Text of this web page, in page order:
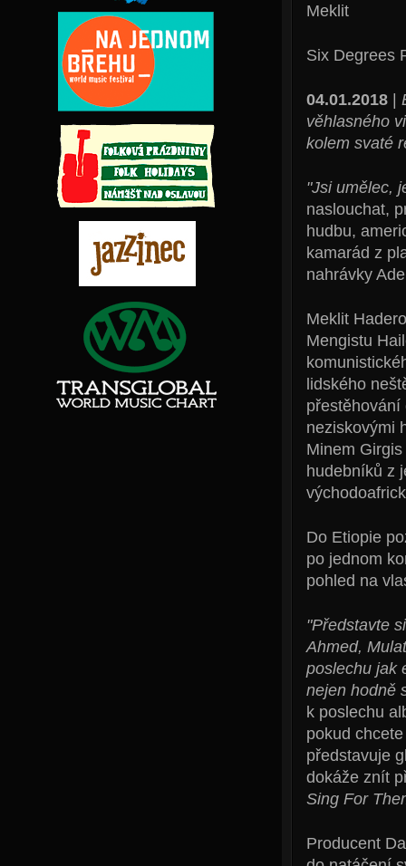
Meklit
Six Degrees
04.01.2018|
věhlasného
kolem svaté
"Jsi umělec,
naslouchat,
hudbu,
kamarád z
nahrávky
Meklit
Mengistu
lidského
přestěhování
neziskovými
Minem
hudebníků z
Do Etiopie
po jednom
pohled na
"Představte
Ahmed,
poslechu jak
nejen hodně
k poslechu
pokud
představuje
dokáže znít
Sing For
Producent